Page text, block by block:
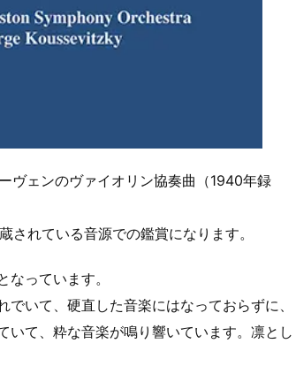
ヴェンのヴァイオリン協奏曲（1940年録
されている音源での鑑賞になります。
っています。
いて、硬直した音楽にはなっておらずに、
いて、粋な音楽が鳴り響いています。凛とし